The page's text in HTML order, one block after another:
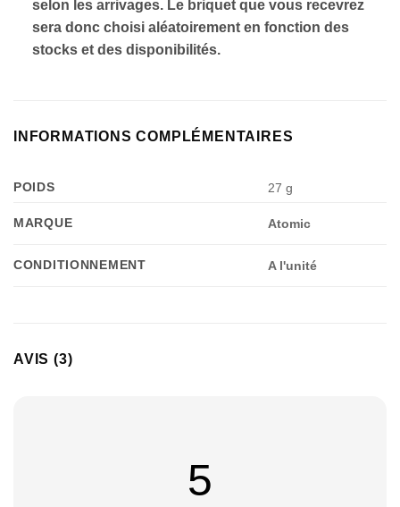
selon les arrivages. Le briquet que vous recevrez
sera donc choisi aléatoirement en fonction des
stocks et des disponibilités.
INFORMATIONS COMPLÉMENTAIRES
POIDS 27 g
MARQUE Atomic
CONDITIONNEMENT A l'unité
AVIS (3)
5